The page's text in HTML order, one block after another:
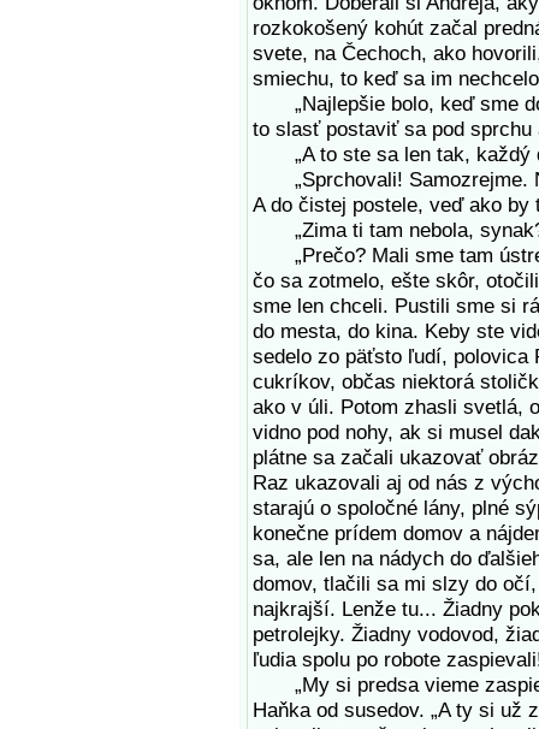
rozkokošený kohút začal
svete, na Čechoch, ako
smiechu, to keď sa im
„Najlepšie bolo, keď sme
to slasť postaviť sa pod sprchu
„A to ste sa len tak, každý
„Sprchovali! Samozrejme.
A do čistej postele, veď ako by
„Zima ti tam nebola,
„Prečo? Mali sme tam
čo sa zotmelo, ešte skôr,
sme len chceli. Pustili sme si
do mesta, do kina. Keby ste
sedelo zo päťsto ľudí, polovica
cukríkov, občas niektorá
ako v úli. Potom zhasli svetlá,
vidno pod nohy, ak si musel
plátne sa začali ukazovať
Raz ukazovali aj od nás z
starajú o spoločné lány, plné
konečne prídem domov a
sa, ale len na nádych do
domov, tlačili sa mi slzy do
najkrajší. Lenže tu... Žiadny
petrolejky. Žiadny vodovod,
ľudia spolu po robote
„My si predsa vieme
Haňka od susedov. „A ty si už